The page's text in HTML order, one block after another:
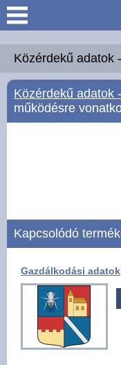
Keresés
Köszöntő
Hírek
Közérdekű adatok
Galéria
Pályázatok
Közérdekű adatok
Közérdekű adatok
működésre
Kapcsolódó
Gazdálkodási adatok